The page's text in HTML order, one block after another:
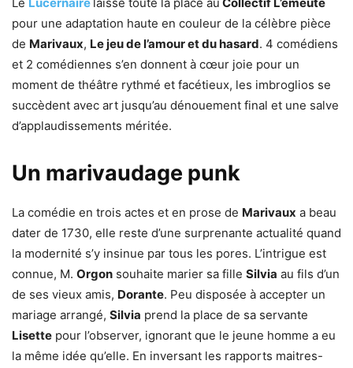
pour une adaptation haute en couleur de la célèbre pièce
de Marivaux, Le jeu de l’amour et du hasard. 4 comédiens
et 2 comédiennes s’en donnent à cœur joie pour un
moment de théâtre rythmé et facétieux, les imbroglios se
succèdent avec art jusqu’au dénouement final et une salve
d’applaudissements méritée.
Un marivaudage punk
La comédie en trois actes et en prose de Marivaux a beau
dater de 1730, elle reste d’une surprenante actualité quand
la modernité s’y insinue par tous les pores. L’intrigue est
connue, M. Orgon souhaite marier sa fille Silvia au fils d’un
de ses vieux amis, Dorante. Peu disposée à accepter un
mariage arrangé, Silvia prend la place de sa servante
Lisette pour l’observer, ignorant que le jeune homme a eu
la même idée qu’elle. En inversant les rapports maitres-